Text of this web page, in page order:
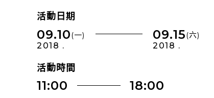
活動日期
09.10(一)
2018 .
09.15(六)
2018 .
活動時間
11:00 18:00